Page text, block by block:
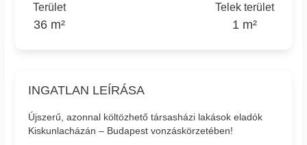
Terület
36 m²
Telek terület
1 m²
INGATLAN LEÍRÁSA
Újszerű, azonnal költözhető társasházi lakások eladók
Kiskunlacházán – Budapest vonzáskörzetében!